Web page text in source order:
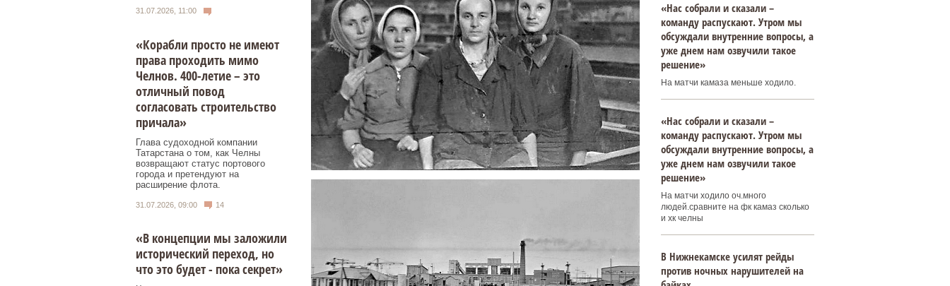
31.07.2026, 11:00
«Корабли просто не имеют
права проходить мимо
Челнов. 400-летие – это
отличный повод
согласовать строительство
причала»
Глава судоходной компании
Татарстана о том, как Челны
возвращают статус портового
города и претендуют на
расширение флота.
31.07.2026, 09:00 14
«В концепции мы заложили
исторический переход, но
что это будет - пока секрет»
«Нас собрали и сказали –
команду распускают. Утром мы
обсуждали внутренние вопросы, а
уже днем нам озвучили такое
решение»
На матчи камаза меньше ходило.
«Нас собрали и сказали –
команду распускают. Утром мы
обсуждали внутренние вопросы, а
уже днем нам озвучили такое
решение»
На матчи ходило оч.много
людей.сравните на фк камаз сколько
и хк челны
В Нижнекамске усилят рейды
против ночных нарушителей на